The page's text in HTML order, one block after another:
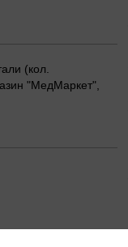
(кол.
"МедМаркет",